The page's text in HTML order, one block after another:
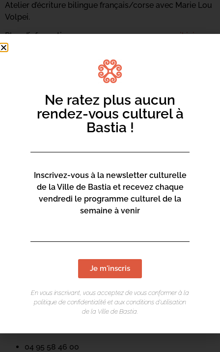
Atelier d’écriture bilingue français/corse avec Marie Lou
Volpei.
Plus d’informations au 04 95 47 47 17 oupar mail ici.
Rue Favalelli
20200 Bastia
04 95 58 46 00
Ne ratez plus aucun
rendez-vous culturel à
Bastia !
Inscrivez-vous à la newsletter culturelle
de la Ville de Bastia et recevez chaque
vendredi le programme culturel de la
semaine à venir
Je m'inscris
En vous inscrivant, vous acceptez de vous conformer à la
politique de confidentialité et aux conditions d’utilisation
de la Ville de Bastia.